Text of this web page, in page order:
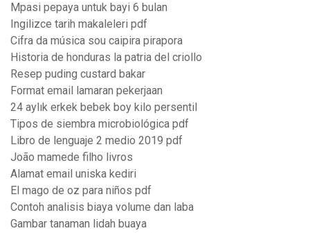
Mpasi pepaya untuk bayi 6 bulan
Ingilizce tarih makaleleri pdf
Cifra da música sou caipira pirapora
Historia de honduras la patria del criollo
Resep puding custard bakar
Format email lamaran pekerjaan
24 aylık erkek bebek boy kilo persentil
Tipos de siembra microbiológica pdf
Libro de lenguaje 2 medio 2019 pdf
João mamede filho livros
Alamat email uniska kediri
El mago de oz para niños pdf
Contoh analisis biaya volume dan laba
Gambar tanaman lidah buaya